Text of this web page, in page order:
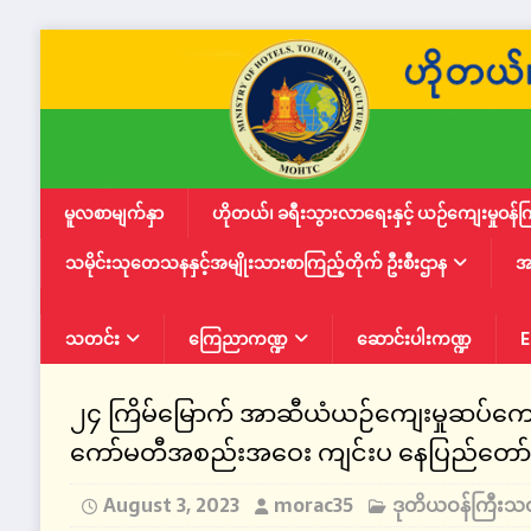
မူလစာမျက်နှာ
ဟိုတယ်၊ ခရီးသွားလာရေးနှင့် ယဉ်ကျေးမှုဝန်က
သမိုင်းသုတေသနနှင့်အမျိုးသားစာကြည့်တိုက် ဦးစီးဌာန
သတင်း ကြေညာကဏ္ဍ ဆောင်းပါးကဏ္ဍ
၂၄ ကြိမ်မြောက် အာဆီယံယဉ်ကျေးမှုဆပ်က
ကော်မတီအစည်းအဝေး ကျင်းပ နေပြည်တေ
August 3, 2023 morac35 ဒုတိယဝန်ကြီးသ